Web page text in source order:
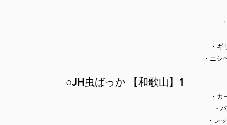
・
・ニシ
○JH虫ばっか 【和歌山】1
・
・
・レ